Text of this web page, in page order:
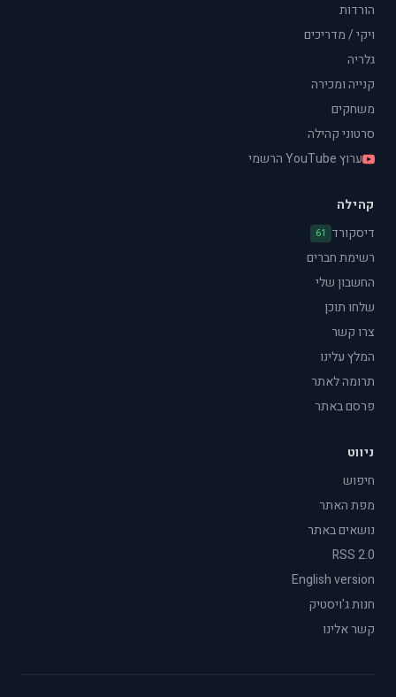
הורדות
ויקי / מדריכים
גלריה
קנייה ומכירה
משחקים
סרטוני קהילה
ערוץ YouTube הרשמי
קהילה
דיסקורד
61
רשימת חברים
החשבון שלי
שלחו תוכן
צרו קשר
המלץ עלינו
תרומה לאתר
פרסם באתר
ניווט
חיפוש
מפת האתר
נושאים באתר
RSS 2.0
English version
חנות ג'ויסטיק
קשר אלינו